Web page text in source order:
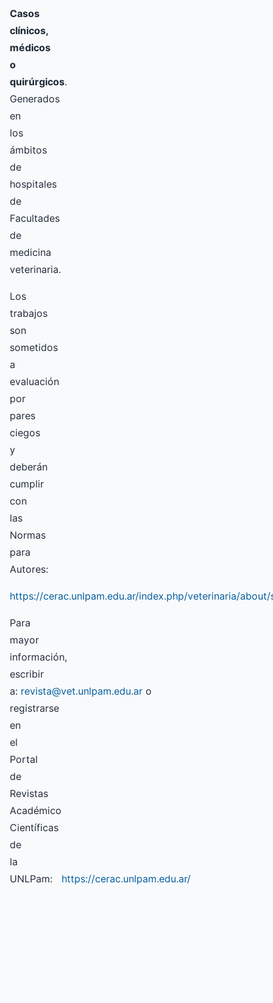
Casos
clínicos,
médicos
o
quirúrgicos.
Generados
en
los
ámbitos
de
hospitales
de
Facultades
de
medicina
veterinaria.
Los
trabajos
son
sometidos
a
evaluación
por
pares
ciegos
y
deberán
cumplir
con
las
Normas
para
Autores:
https://cerac.unlpam.edu.ar/index.php/veterinaria/
Para
mayor
información,
escribir
a: revista@vet.unlpam.edu.ar o
registrarse
en
el
Portal
de
Revistas
Académico
Científicas
de
la
UNLPam: https://cerac.unlpam.edu.ar/